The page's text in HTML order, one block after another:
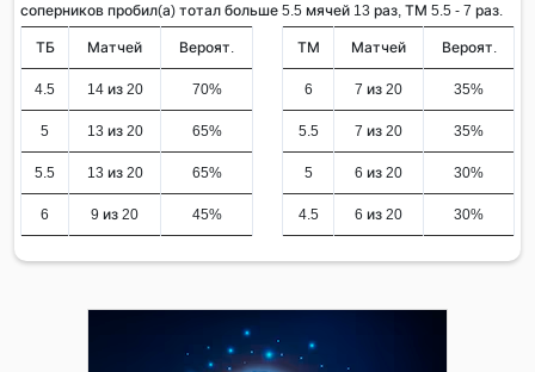
соперников пробил(а) тотал больше 5.5 мячей 13 раз, ТМ 5.5 - 7 раз.
ТБ Матчей Вероят.
4.5 14 из 20 70%
5 13 из 20 65%
5.5 13 из 20 65%
6 9 из 20 45%
ТМ Матчей Вероят.
6 7 из 20 35%
5.5 7 из 20 35%
5 6 из 20 30%
4.5 6 из 20 30%